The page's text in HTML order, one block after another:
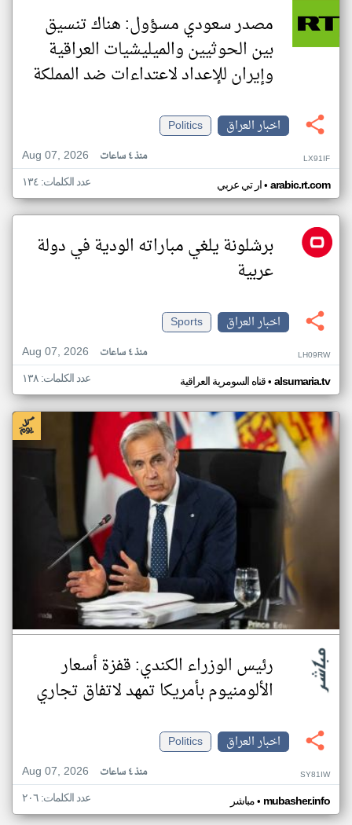
مصدر سعودي مسؤول: هناك تنسيق
بين الحوثيين والميليشيات العراقية
وإيران للإعداد لاعتداءات ضد المملكة
اخبار العراق
Politics
Aug 07, 2026
منذ ٤ ساعات LX91IF
ار تي عربي• arabic.rt.com عدد الكلمات: ١٣٤
برشلونة يلغي مباراته الودية في دولة
عربية
اخبار العراق
Sports
Aug 07, 2026
منذ ٤ ساعات LH09RW
قناه السومرية العراقية• alsumaria.tv عدد الكلمات: ١٣٨
رئيس الوزراء الكندي: قفزة أسعار
الألومنيوم بأمريكا تمهد لاتفاق تجاري
اخبار العراق
Politics
Aug 07, 2026
منذ ٤ ساعات SY81IW
مباشر• mubasher.info عدد الكلمات: ٢٠٦